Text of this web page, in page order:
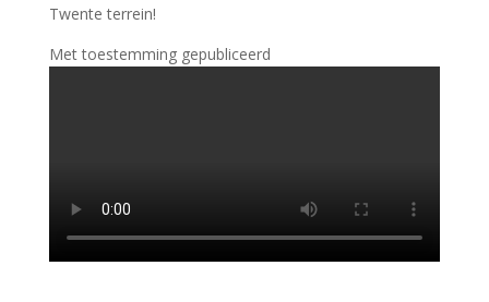
Twente terrein!
Met toestemming gepubliceerd